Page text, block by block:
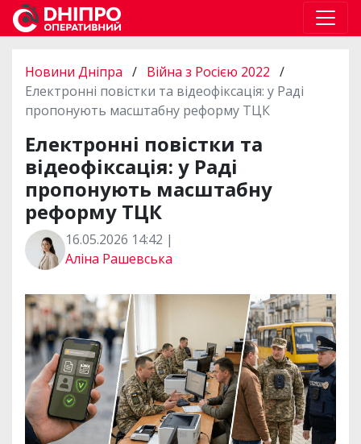
Новини Дніпра / Війна з Росією 2022 /
Електронні повістки та відеофіксація: у Раді
пропонують масштабну реформу ТЦК
Електронні повістки та
відеофіксація: у Раді
пропонують масштабну
реформу ТЦК
16.05.2026 14:42 |
Аліна Рашевська